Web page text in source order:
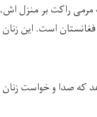
راکت بر منزل اش،
است. این زنان
که صدا و خواست زنان